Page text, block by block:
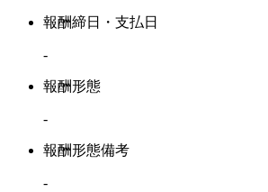
報酬締日・支払日
-
報酬形態
-
報酬形態備考
-